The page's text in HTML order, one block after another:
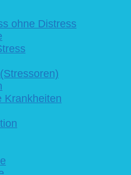
ohne Distress
Krankheiten